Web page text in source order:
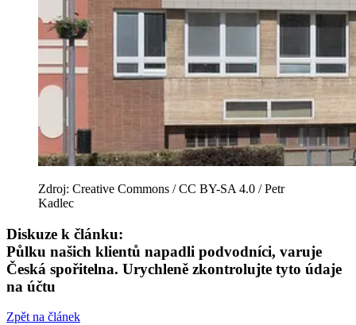
Zdroj: Creative Commons / CC BY-SA 4.0 / Petr
Kadlec
Diskuze k článku:
Půlku našich klientů napadli podvodníci, varuje
Česká spořitelna. Urychleně zkontrolujte tyto údaje
na účtu
Zpět na článek